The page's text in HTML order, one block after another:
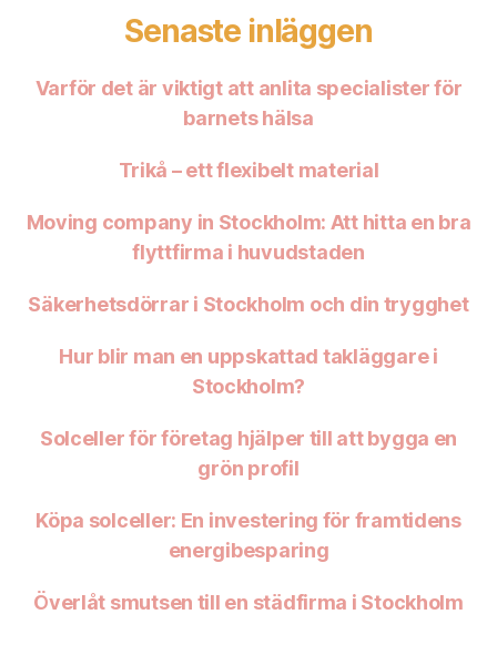
Senaste inläggen
Varför det är viktigt att anlita specialister för
barnets hälsa
Trikå – ett flexibelt material
Moving company in Stockholm: Att hitta en bra
flyttfirma i huvudstaden
Säkerhetsdörrar i Stockholm och din trygghet
Hur blir man en uppskattad takläggare i
Stockholm?
Solceller för företag hjälper till att bygga en
grön profil
Köpa solceller: En investering för framtidens
energibesparing
Överlåt smutsen till en städfirma i Stockholm